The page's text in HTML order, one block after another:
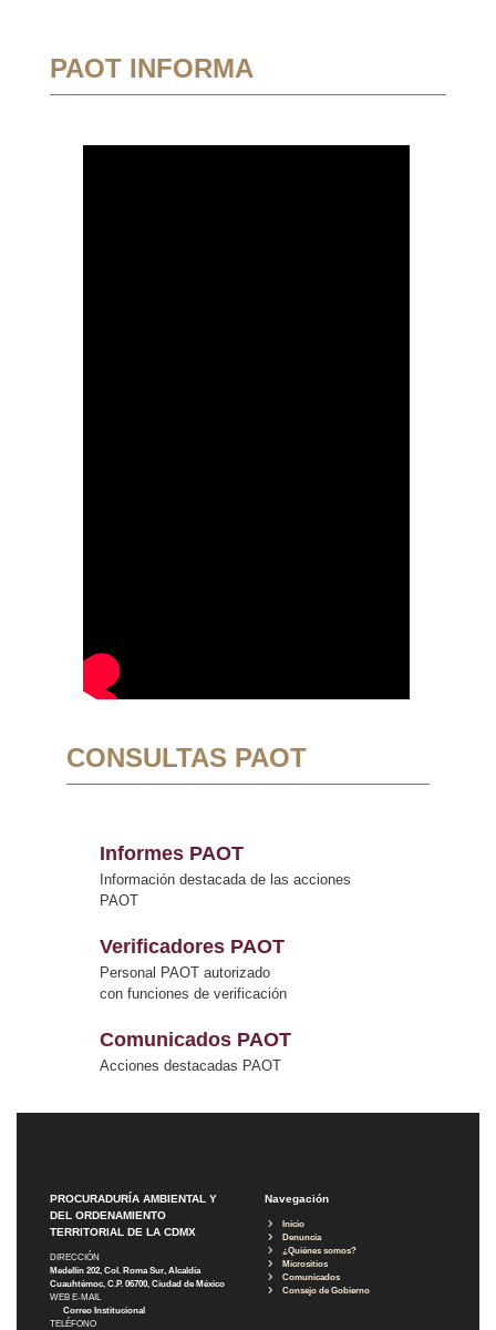
PAOT INFORMA
CONSULTAS PAOT
Informes PAOT
Información destacada de las acciones
PAOT
Verificadores PAOT
Personal PAOT autorizado
con funciones de verificación
Comunicados PAOT
Acciones destacadas PAOT
PROCURADURÍA AMBIENTAL Y
DEL ORDENAMIENTO
TERRITORIAL DE LA CDMX
DIRECCIÓN
Medellín 202, Col. Roma Sur, Alcaldía
Cuauhtémoc, C.P. 06700, Ciudad de México
WEB E-MAIL
Correo Institucional
TELÉFONO
Navegación
Inicio
Denuncia
¿Quiénes somos?
Micrositios
Comunicados
Consejo de Gobierno